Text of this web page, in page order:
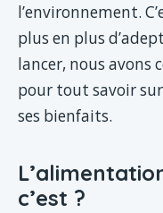
l’environnement.
plus en plus
lancer, nous avons
pour tout savoir
ses bienfaits.
c’est ?